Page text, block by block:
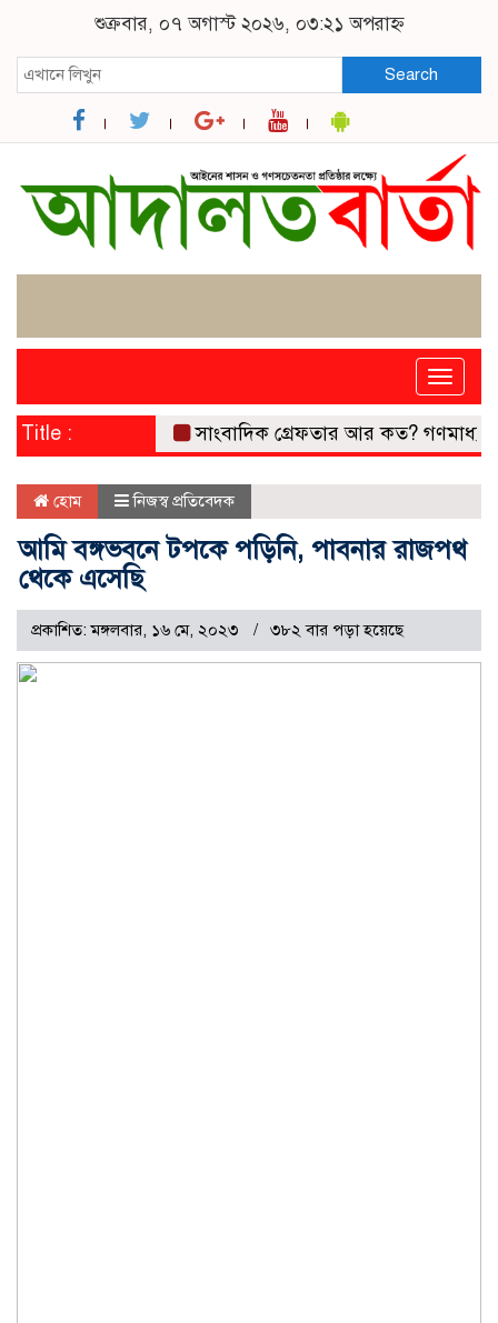
শুক্রবার, ০৭ অগাস্ট ২০২৬, ০৩:২১ অপরাহ্ন
Search
Toggle
Title : সাংবাদিক গ্রেফতার আর কত?
হোম নিজস্ব প্রতিবেদক
আমি বঙ্গভবনে টপকে পড়িনি, পাবনার রাজপথ
থেকে এসেছি
প্রকাশিত: মঙ্গলবার, ১৬ মে, ২০২৩ ৩৮২ বার পড়া হয়েছে